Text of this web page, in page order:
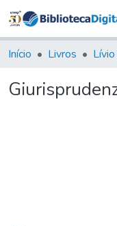
Início Livros